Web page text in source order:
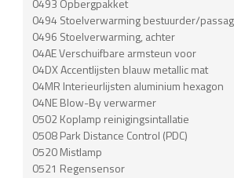
0494 Stoelverwarming bestuurder/
0496 Stoelverwarming, achter
04AE Verschuifbare armsteun voor
04DX Accentlijsten blauw metallic mat
04MR Interieurlijsten aluminium hexagon
04NE Blow-By verwarmer
0502 Koplamp reinigingsintallatie
0508 Park Distance Control (PDC)
0520 Mistlamp
0521 Regensensor